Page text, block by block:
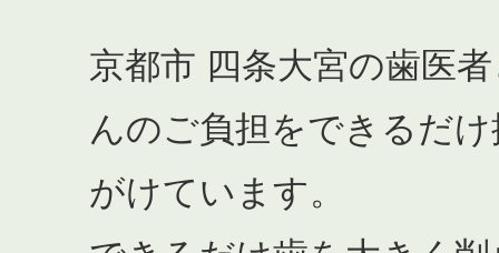
京都市 四条大宮の歯医
んのご負担をできるだ
がけています。